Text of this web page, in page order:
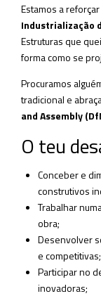
Estamos a
Industrialização
Estruturas que
forma como se
Procuramos
tradicional e
and Assembly
O teu
Conceber e
construtivos
Trabalhar
obra;
Desenvolver
e competitivas;
Participar no
inovadoras;